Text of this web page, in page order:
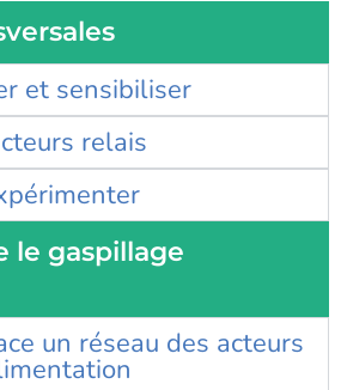
et sensibiliser
relais
le gaspillage
un réseau des acteurs